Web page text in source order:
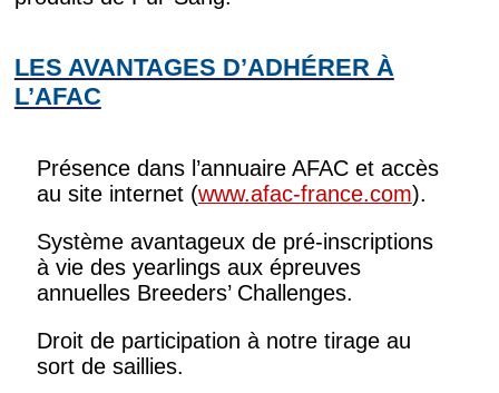
LES AVANTAGES D’ADHÉRER À
L’AFAC
Présence dans l’annuaire AFAC et accès
au site internet (www.afac-france.com).
Système avantageux de pré-inscriptions
à vie des yearlings aux épreuves
annuelles Breeders’ Challenges.
Droit de participation à notre tirage au
sort de saillies.